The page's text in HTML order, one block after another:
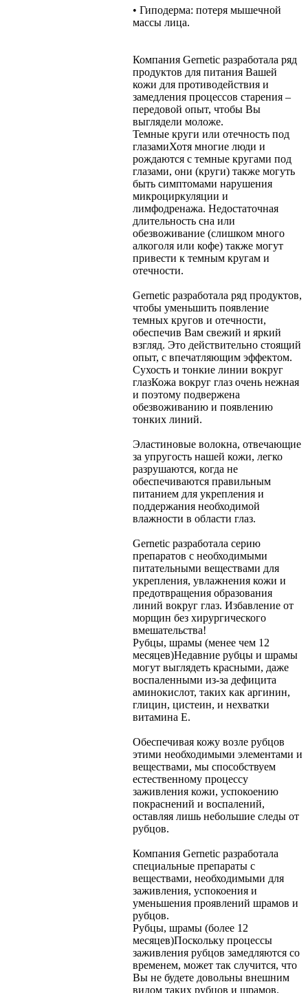
• Гиподерма: потеря мышечной
массы лица.
Компания Gernetic разработала ряд
продуктов для питания Вашей
кожи для противодействия и
замедления процессов старения –
передовой опыт, чтобы Вы
выглядели моложе.
Темные круги или отечность под
глазамиХотя многие люди и
рождаются с темные кругами под
глазами, они (круги) также могуть
быть симптомами нарушения
микроциркуляции и
лимфодренажа. Недостаточная
длительность сна или
обезвоживание (слишком много
алкоголя или кофе) также могут
привести к темным кругам и
отечности.
Gernetic разработала ряд продуктов,
чтобы уменьшить появление
темных кругов и отечности,
обеспечив Вам свежий и яркий
взгляд. Это действительно стоящий
опыт, с впечатляющим эффектом.
Сухость и тонкие линии вокруг
глазКожа вокруг глаз очень нежная
и поэтому подвержена
обезвоживанию и появлению
тонких линий.
Эластиновые волокна, отвечающие
за упругость нашей кожи, легко
разрушаются, когда не
обеспечиваются правильным
питанием для укрепления и
поддержания необходимой
влажности в области глаз.
Gernetic разработала серию
препаратов с необходимыми
питательными веществами для
укрепления, увлажнения кожи и
предотвращения образования
линий вокруг глаз. Избавление от
морщин без хирургического
вмешательства!
Рубцы, шрамы (менее чем 12
месяцев)Недавние рубцы и шрамы
могут выглядеть красными, даже
воспаленными из-за дефицита
аминокислот, таких как аргинин,
глицин, цистеин, и нехватки
витамина Е.
Обеспечивая кожу возле рубцов
этими необходимыми элементами и
веществами, мы способствуем
естественному процессу
заживления кожи, успокоению
покраснений и воспалений,
оставляя лишь небольшие следы от
рубцов.
Компания Gernetic разработала
специальные препараты с
веществами, необходимыми для
заживления, успокоения и
уменьшения проявлений шрамов и
рубцов.
Рубцы, шрамы (более 12
месяцев)Поскольку процессы
заживления рубцов замедляются со
временем, может так случится, что
Вы не будете довольны внешним
видом таких рубцов и шрамов.